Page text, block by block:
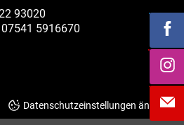
93020
07541 5916670
Datenschutzeinstellungen ändern